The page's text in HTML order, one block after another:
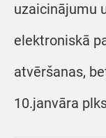
uzaicinājumu
elektroniskā
atvēršanas,
10.janvāra